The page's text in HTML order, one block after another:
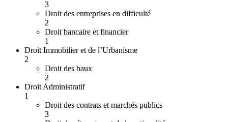
3
Droit des entreprises en difficulté
2
Droit bancaire et financier
1
Droit Immobilier et de l’Urbanisme
2
Droit des baux
2
Droit Administratif
1
Droit des contrats et marchés publics
3